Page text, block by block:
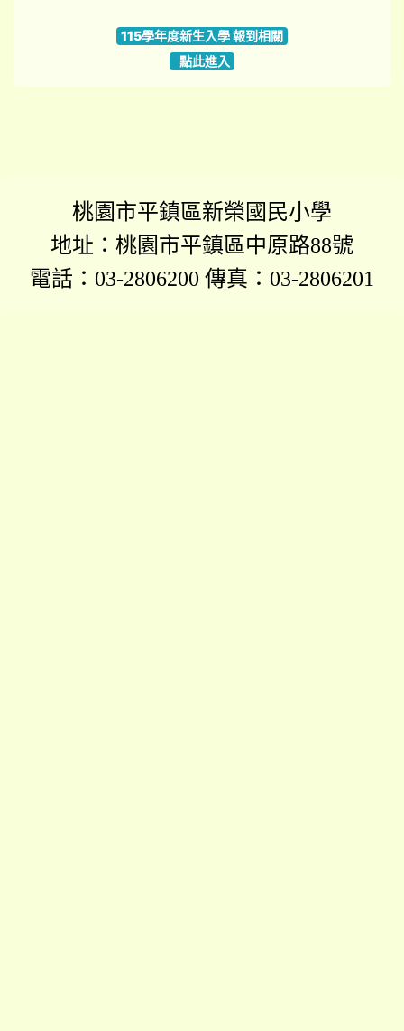
115學年度新生入學 報到相關
點此進入
桃園市平鎮區新榮國民小學
地址：桃園市平鎮區中原路88號
電話：03-2806200 傳真：03-2806201